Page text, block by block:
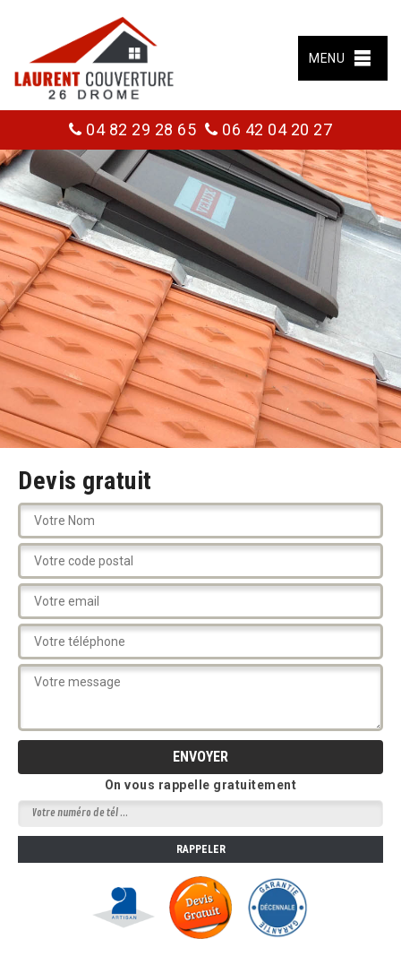
MENU
04 82 29 28 65 06 42 04 20 27
Devis gratuit
On vous rappelle gratuitement